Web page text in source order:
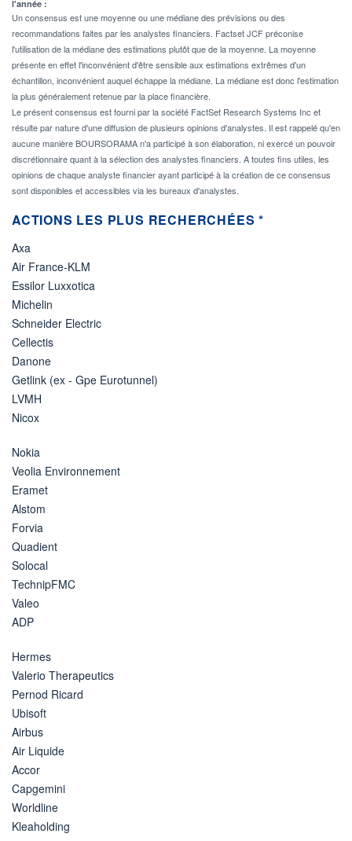
l'année :
Un consensus est une moyenne ou une médiane des prévisions ou des
recommandations faites par les analystes financiers. Factset JCF préconise
l'utilisation de la médiane des estimations plutôt que de la moyenne. La moyenne
présente en effet l'inconvénient d'être sensible aux estimations extrêmes d'un
échantillon, inconvénient auquel échappe la médiane. La médiane est donc l'estimation
la plus généralement retenue par la place financière.
Le présent consensus est fourni par la société FactSet Research Systems Inc et
résulte par nature d'une diffusion de plusieurs opinions d'analystes. Il est rappelé qu'en
aucune manière BOURSORAMA n'a participé à son élaboration, ni exercé un pouvoir
discrétionnaire quant à la sélection des analystes financiers. A toutes fins utiles, les
opinions de chaque analyste financier ayant participé à la création de ce consensus
sont disponibles et accessibles via les bureaux d'analystes.
ACTIONS LES PLUS RECHERCHÉES *
Axa
Air France-KLM
Essilor Luxxotica
Michelin
Schneider Electric
Cellectis
Danone
Getlink (ex - Gpe Eurotunnel)
LVMH
Nicox
Nokia
Veolia Environnement
Eramet
Alstom
Forvia
Quadient
Solocal
TechnipFMC
Valeo
ADP
Hermes
Valerio Therapeutics
Pernod Ricard
Ubisoft
Airbus
Air Liquide
Accor
Capgemini
Worldline
Kleaholding